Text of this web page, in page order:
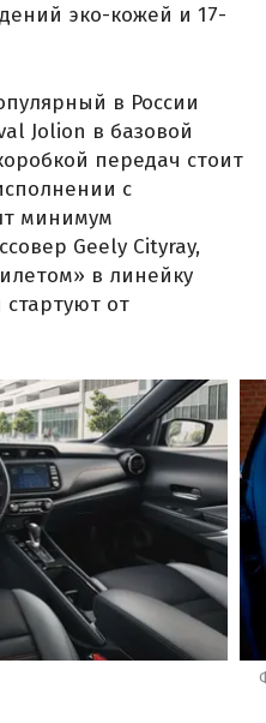
эко-кожей и 17-
в России
Jolion в базовой
передач стоит
с
минимум
Geely Cityray,
в линейку
от